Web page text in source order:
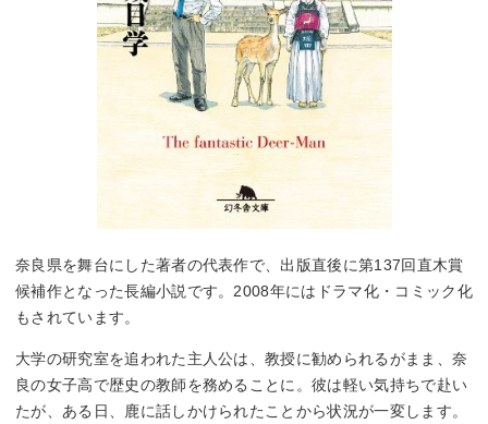
奈良県を舞台にした著者の代表作で、出版直後に第137回直木賞
候補作となった長編小説です。2008年にはドラマ化・コミック化
もされています。
大学の研究室を追われた主人公は、教授に勧められるがまま、奈
良の女子高で歴史の教師を務めることに。彼は軽い気持ちで赴い
たが、ある日、鹿に話しかけられたことから状況が一変します。